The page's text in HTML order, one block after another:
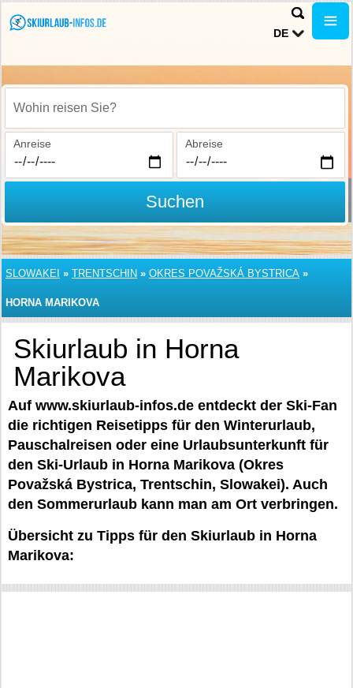
DE
Wohin reisen Sie?
Anreise Abreise
Suchen
SLOWAKEI » TRENTSCHIN » OKRES POVAŽSKÁ BYSTRICA »
HORNA MARIKOVA
Skiurlaub in Horna
Marikova
Auf www.skiurlaub-infos.de entdeckt der Ski-Fan
die richtigen Reisetipps für den Winterurlaub,
Pauschalreisen oder eine Urlaubsunterkunft für
den Ski-Urlaub in Horna Marikova (Okres
Považská Bystrica, Trentschin, Slowakei). Auch
den Sommerurlaub kann man am Ort verbringen.
Übersicht zu Tipps für den Skiurlaub in Horna
Marikova: